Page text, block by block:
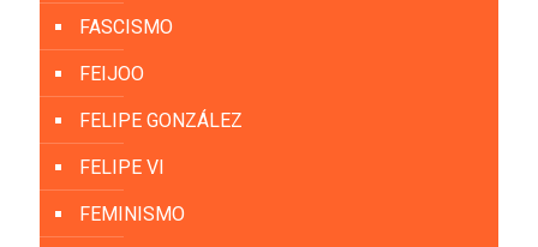
FASCISMO
FEIJOO
FELIPE GONZÁLEZ
FELIPE VI
FEMINISMO